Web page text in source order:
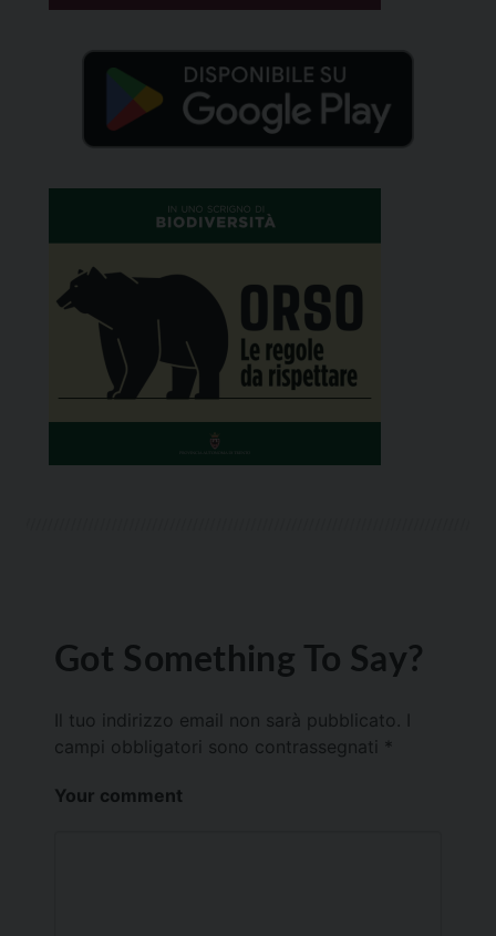
Got Something To Say?
Il tuo indirizzo email non sarà pubblicato.
campi obbligatori sono contrassegnati *
Your comment